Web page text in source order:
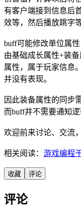
有客户端接到信息后
效等，然后播放跳字
buff可能修改单位属
由基础成长属性+装
属性，属于玩家信息
并没有表现。
因此装备属性的同步
而buff并不需要通知逻
欢迎前来讨论、交流
相关阅读： 游戏编程
收藏 评论
评论